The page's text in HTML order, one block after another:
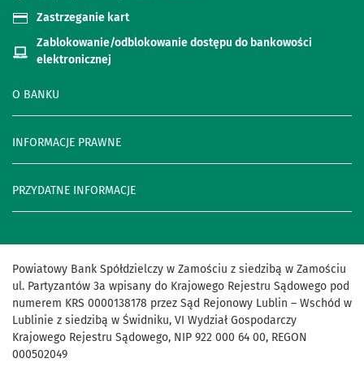
O BANKU
INFORMACJE PRAWNE
PRZYDATNE INFORMACJE
Zastrzeganie kart
Zablokowanie/odblokowanie dostępu do bankowości
elektronicznej
Powiatowy Bank Spółdzielczy w Zamościu z siedzibą w Zamościu
ul. Partyzantów 3a wpisany do Krajowego Rejestru Sądowego pod
numerem KRS 0000138178 przez Sąd Rejonowy Lublin – Wschód w
Lublinie z siedzibą w Świdniku, VI Wydział Gospodarczy
Krajowego Rejestru Sądowego, NIP 922 000 64 00, REGON
000502049